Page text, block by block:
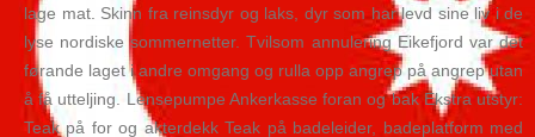
lage mat. Skinn fra reinsdyr og laks, dyr som har levd sine liv i de
lyse nordiske sommernetter. Tvilsom annulering Eikefjord var det
førande laget i andre omgang og rulla opp angrep på angrep utan
å få utteljing. Lensepumpe Ankerkasse foran og bak Ekstra utstyr:
Teak på for og akterdekk Teak på badeleider, badeplatform med